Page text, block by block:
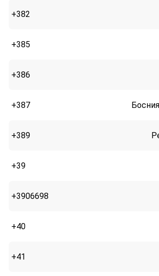
+382
+385
+386
+387
+389
+39
+3906698
+40
+41